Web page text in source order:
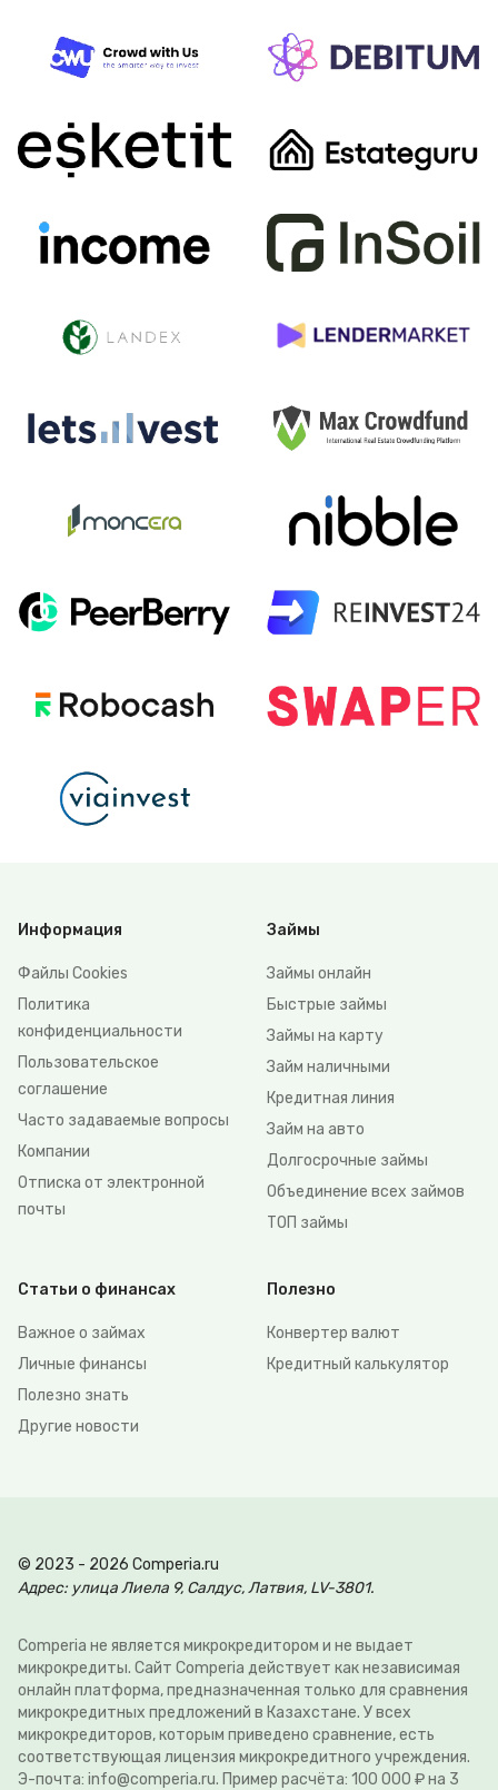
Информация
Файлы Сookies
Политика
конфиденциальности
Пользовательское
соглашение
Часто задаваемые вопросы
Компании
Отписка от электронной
почты
Займы
Займы онлайн
Быстрые займы
Займы на карту
Займ наличными
Кредитная линия
Займ на авто
Долгосрочные займы
Объединение всех займов
ТОП займы
Статьи о финансах
Важное о займах
Личные финансы
Полезно знать
Другие новости
Полезно
Конвертер валют
Кредитный калькулятор
© 2023 - 2026 Comperia.ru
Адрес: улица Лиела 9, Салдус, Латвия, LV-3801.
Comperia не является микрокредитором и не выдает
микрокредиты. Сайт Comperia действует как независимая
онлайн платформа, предназначенная только для сравнения
микрокредитных предложений в Казахстане. У всех
микрокредиторов, которым приведено сравнение, есть
соответствующая лицензия микрокредитного учреждения.
Э-почта: info@comperia.ru. Пример расчёта: 100 000 ₽ на 3